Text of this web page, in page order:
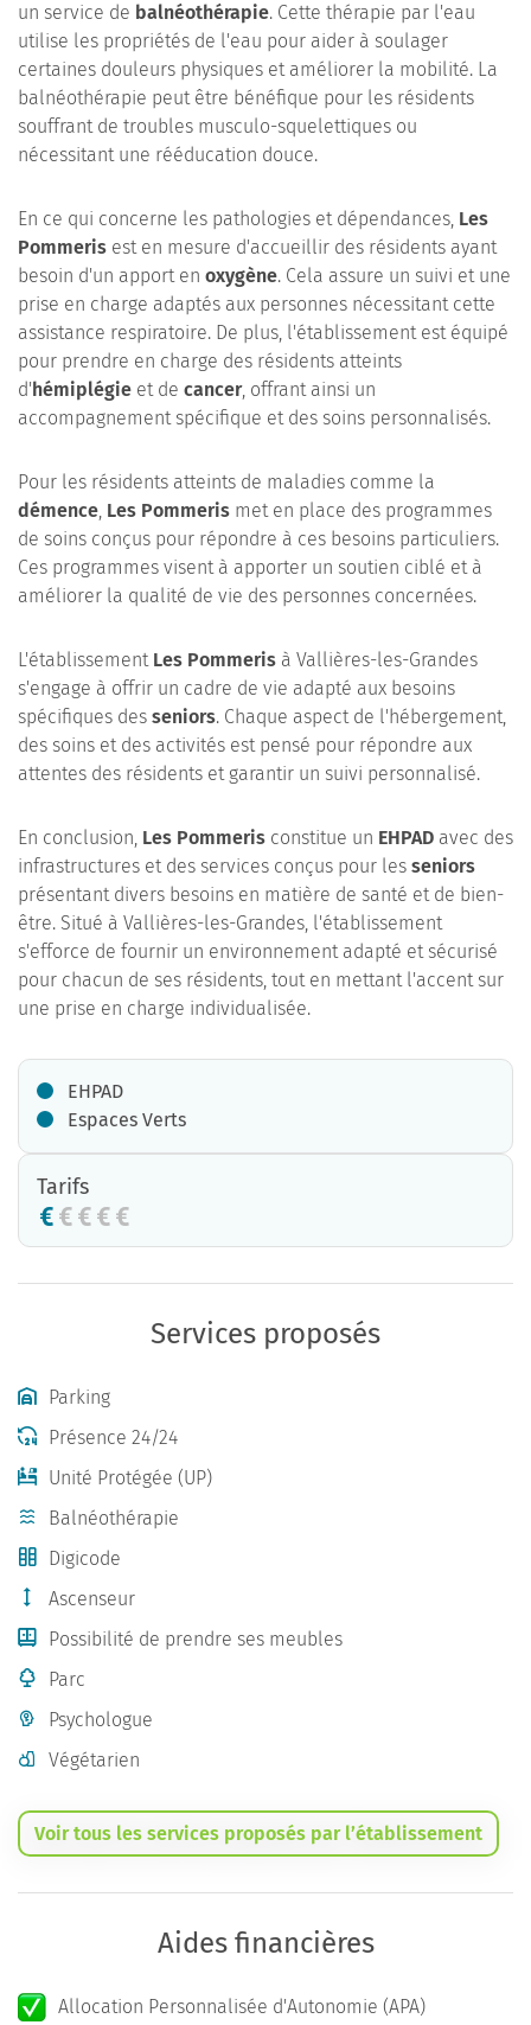
un service de balnéothérapie. Cette thérapie par l'eau
utilise les propriétés de l'eau pour aider à soulager
certaines douleurs physiques et améliorer la mobilité. La
balnéothérapie peut être bénéfique pour les résidents
souffrant de troubles musculo-squelettiques ou
nécessitant une rééducation douce.
En ce qui concerne les pathologies et dépendances, Les
Pommeris est en mesure d'accueillir des résidents ayant
besoin d'un apport en oxygène. Cela assure un suivi et une
prise en charge adaptés aux personnes nécessitant cette
assistance respiratoire. De plus, l'établissement est équipé
pour prendre en charge des résidents atteints
d'hémiplégie et de cancer, offrant ainsi un
accompagnement spécifique et des soins personnalisés.
Pour les résidents atteints de maladies comme la
démence, Les Pommeris met en place des programmes
de soins conçus pour répondre à ces besoins particuliers.
Ces programmes visent à apporter un soutien ciblé et à
améliorer la qualité de vie des personnes concernées.
L'établissement Les Pommeris à Vallières-les-Grandes
s'engage à offrir un cadre de vie adapté aux besoins
spécifiques des seniors. Chaque aspect de l'hébergement,
des soins et des activités est pensé pour répondre aux
attentes des résidents et garantir un suivi personnalisé.
En conclusion, Les Pommeris constitue un EHPAD avec des
infrastructures et des services conçus pour les seniors
présentant divers besoins en matière de santé et de bien-
être. Situé à Vallières-les-Grandes, l'établissement
s'efforce de fournir un environnement adapté et sécurisé
pour chacun de ses résidents, tout en mettant l'accent sur
une prise en charge individualisée.
EHPAD
Espaces Verts
Tarifs
Services proposés
Parking
Présence 24/24
Unité Protégée (UP)
Balnéothérapie
Digicode
Ascenseur
Possibilité de prendre ses meubles
Parc
Psychologue
Végétarien
Voir tous les services proposés par l’établissement
Aides financières
Allocation Personnalisée d'Autonomie (APA)